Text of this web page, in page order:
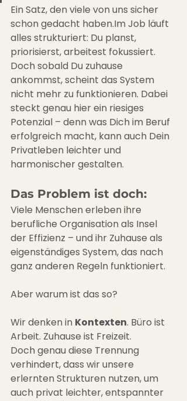
Ein Satz, den viele von uns sicher
schon gedacht haben.Im Job läuft
alles strukturiert: Du planst,
priorisierst, arbeitest fokussiert.
Doch sobald Du zuhause
ankommst, scheint das System
nicht mehr zu funktionieren. Dabei
steckt genau hier ein riesiges
Potenzial – denn was Dich im Beruf
erfolgreich macht, kann auch Dein
Privatleben leichter und
harmonischer gestalten.
Das Problem ist doch:
Viele Menschen erleben ihre
berufliche Organisation als Insel
der Effizienz – und ihr Zuhause als
eigenständiges System, das nach
ganz anderen Regeln funktioniert.
Aber warum ist das so?
Wir denken in Kontexten. Büro ist
Arbeit. Zuhause ist Freizeit.
Doch genau diese Trennung
verhindert, dass wir unsere
erlernten Strukturen nutzen, um
auch privat leichter, entspannter